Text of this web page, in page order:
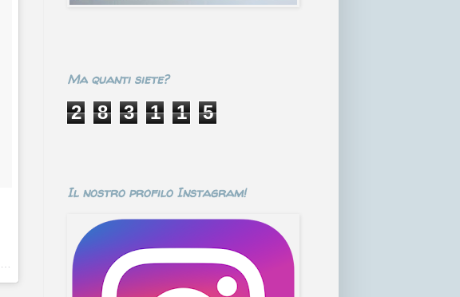
Ma quanti siete?
2 8 3 1 1 5
Il nostro profilo Instagram!